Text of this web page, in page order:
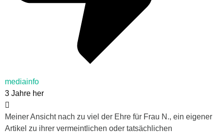
mediainfo
3 Jahre her
Meiner Ansicht nach zu viel der Ehre für Frau N., ein eigener
Artikel zu ihrer vermeintlichen oder tatsächlichen